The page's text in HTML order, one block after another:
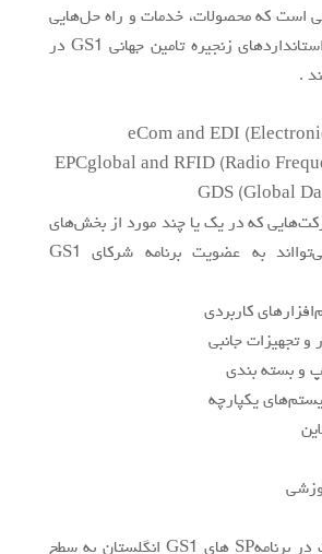
است كه محصولات، خدمات و راه حل‌هايي
در پشتيباني از كاربرد استانداردهاي زنجيره تامين جهاني GS1 در
.
eCom and EDI
EPCglobal and RFID (Radio
GDS (Global
كه در يك يا چند مورد از بخش‌هاي
زير فعاليت مي‌كنند مي‌توااند به عضويت برنامه شركاي GS1
كاربردي
تجهيزات جانبي
و بسته بندي
يكپارچه
مزاياي حاصل از عضويت در برنامهSP هاي GS1 انگلستان به سطح